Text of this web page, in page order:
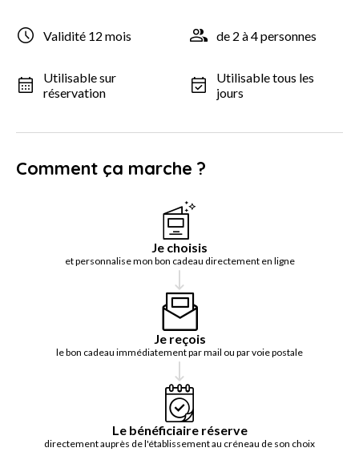
Validité 12 mois de 2 à 4 personnes
Utilisable sur
réservation
Utilisable tous les
jours
Comment ça marche ?
Je choisis
et personnalise mon bon cadeau directement en ligne
Je reçois
le bon cadeau immédiatement par mail ou par voie postale
Le bénéficiaire réserve
directement auprès de l'établissement au créneau de son choix